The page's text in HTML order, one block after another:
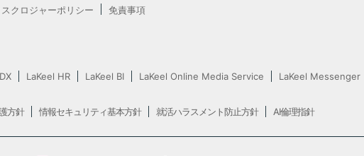
クロジャーポリシー
免責事項
LaKeel HR LaKeel BI LaKeel Online Media Service LaKeel Messenger
方針 情報セキュリティ基本方針 就活ハラスメント防止方針 AI倫理指針